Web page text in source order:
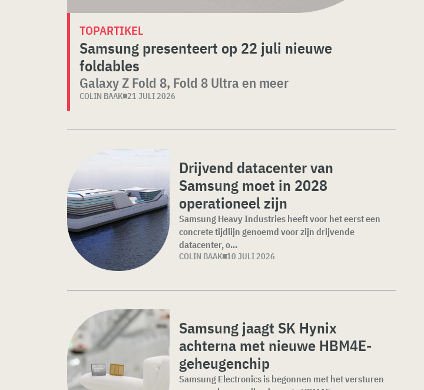
TOPARTIKEL
Samsung presenteert op 22 juli nieuwe
foldables
Galaxy Z Fold 8, Fold 8 Ultra en meer
COLIN BAAK 21 JULI 2026
Drijvend datacenter van
Samsung moet in 2028
operationeel zijn
Samsung Heavy Industries heeft voor het eerst een
concrete tijdlijn genoemd voor zijn drijvende
datacenter, o...
COLIN BAAK 10 JULI 2026
Samsung jaagt SK Hynix
achterna met nieuwe HBM4E-
geheugenchip
Samsung Electronics is begonnen met het versturen